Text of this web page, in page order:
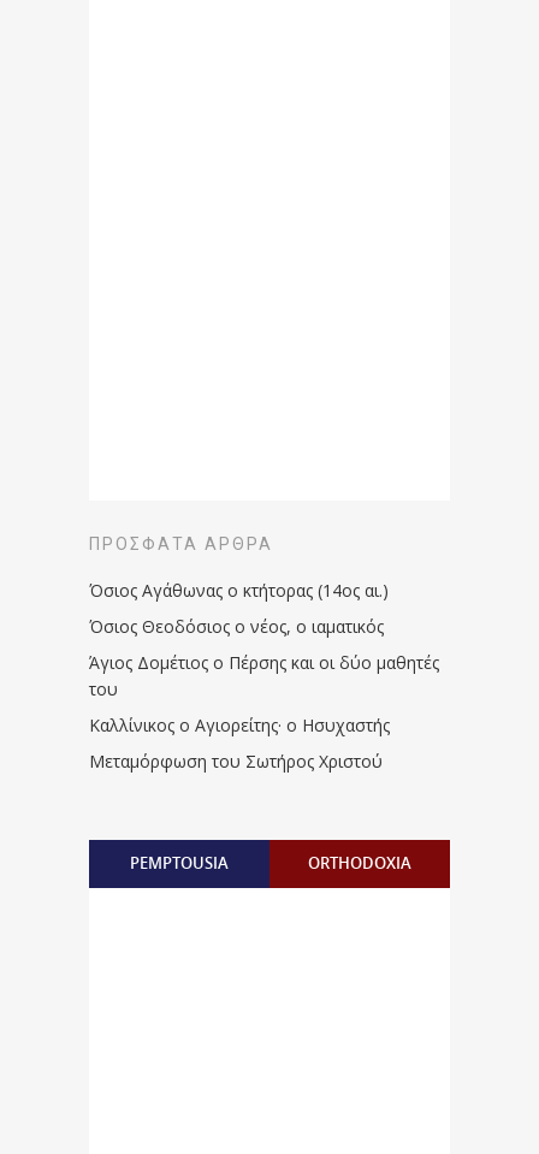
ΠΡΌΣΦΑΤΑ ΆΡΘΡΑ
Όσιος Αγάθωνας ο κτήτορας (14ος αι.)
Όσιος Θεοδόσιος ο νέος, ο ιαματικός
Άγιος Δομέτιος ο Πέρσης και οι δύο μαθητές
του
Καλλίνικος ο Αγιορείτης · ο Ησυχαστής
Μεταμόρφωση του Σωτήρος Χριστού
PEMPTOUSIA ORTHODOXIA